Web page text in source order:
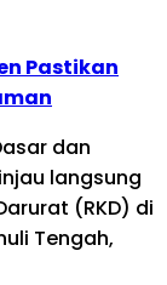
Pastikan
dan
langsung
(RKD) di
Tengah,